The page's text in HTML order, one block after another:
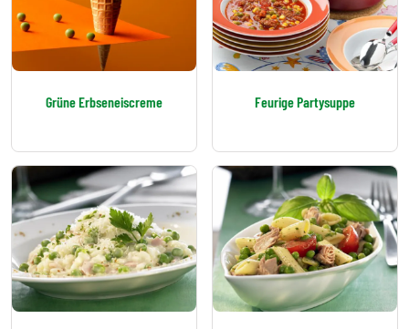
Grüne Erbseneiscreme Feurige Partysuppe